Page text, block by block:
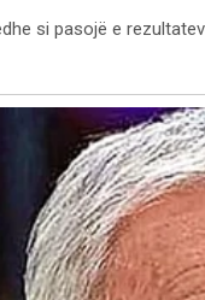
si pasojë e